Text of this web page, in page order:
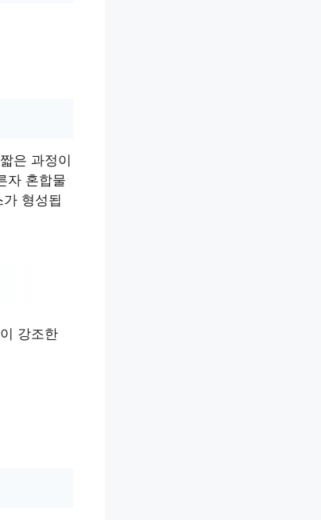
은 과정이
자 혼합물
형성됩
강조한